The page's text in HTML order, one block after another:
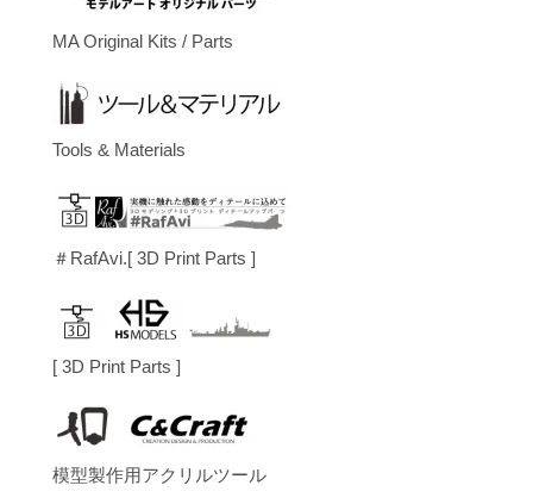
MA Original Kits / Parts
Tools & Materials
＃RafAvi.[ 3D Print Parts ]
[ 3D Print Parts ]
模型製作用アクリルツール